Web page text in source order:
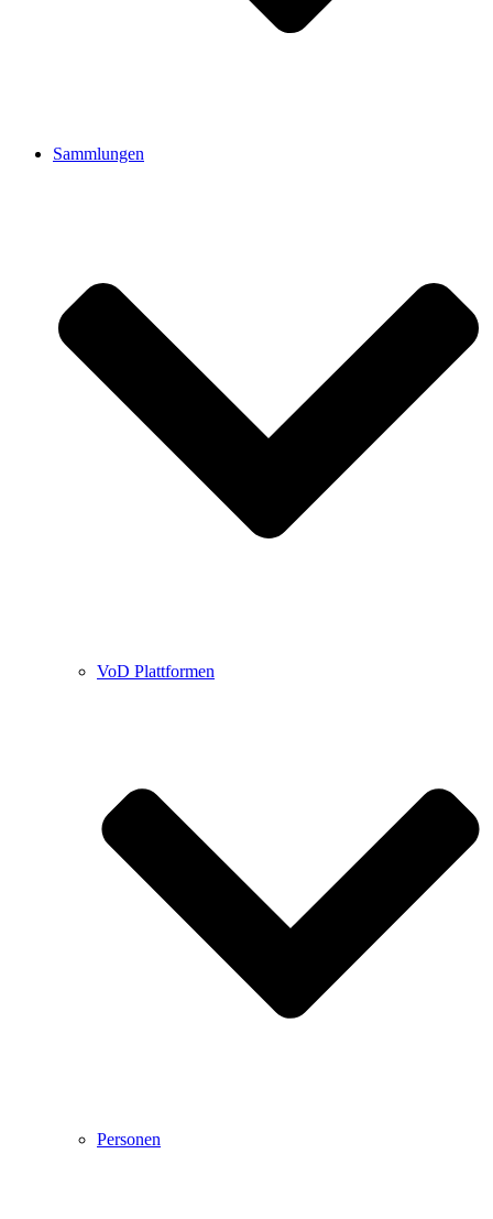
Sammlungen
VoD Plattformen
Personen